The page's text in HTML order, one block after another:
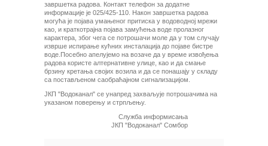
завршетка радова. Контакт телефон за додатне
информације је 025/425-110. Након завршетка радова
могућа је појава умањеног притиска у водоводној мрежи
као, и краткотрајна појава замућења воде пролазног
карактера, због чега се потрошачи моле да у том случају
изврше испирање кућних инсталација до појаве бистре
воде.Посебно апелујемо на возаче да у време извођења
радова користе алтернативне улице, као и да смање
брзину кретања својих возила и да се понашају у складу
са постављеном саобраћајном сигнализацијом.
ЈКП "Водоканал" се унапред захваљује потрошачима на
указаном поверењу и стрпљењу.
Служба информисања
ЈКП "Водоканал" Сомбор